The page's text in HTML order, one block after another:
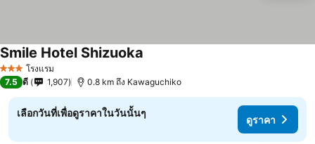
3 ดาว โรงแรม
Smile Hotel Shizuoka
7.5 ดี 1,907 0.8 km ถึง Kawaguchiko
เลือกวันที่เพื่อดูราคาในวันนั้นๆ
ดูราคา